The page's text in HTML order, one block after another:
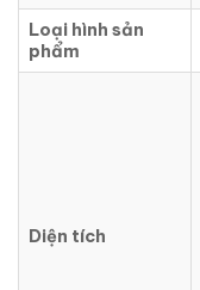
Loại hình sản
phẩm
Diện tích